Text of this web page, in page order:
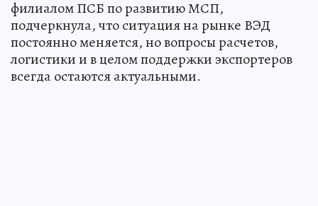
филиалом ПСБ по развитию МСП,
подчеркнула, что ситуация на рынке ВЭД
постоянно меняется, но вопросы расчетов,
логистики и в целом поддержки экспортеров
всегда остаются актуальными.